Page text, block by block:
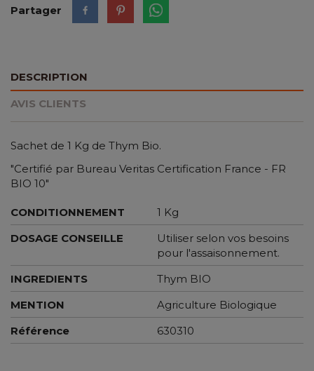
Partager
DESCRIPTION
AVIS CLIENTS
Sachet de 1 Kg de Thym Bio.
"Certifié par Bureau Veritas Certification France - FR
BIO 10"
CONDITIONNEMENT
1 Kg
DOSAGE CONSEILLE
Utiliser selon vos besoins
pour l'assaisonnement.
INGREDIENTS
Thym BIO
MENTION
Agriculture Biologique
Référence
630310